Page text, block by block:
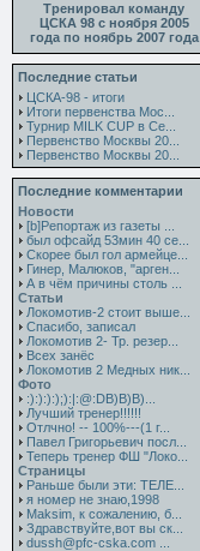
Тренировал команду
ЦСКА 98 с ноября 2005
года по ноябрь 2007 года
Последние статьи
ЦСКА-98 - итоги
Итоги первенства Мос...
Турнир MILK CUP в Се...
Первенство Москвы 20...
Первенство Москвы 20...
Последние комментарии
Новости
[b]Репортаж из газеты ...
был офсайд 53мин 40 се...
Скорее был гол армейце...
Гинер, Малюков, "арген...
А в чём причины столь ...
Статьи
Локомотив-2 стоит выше...
Спасибо, записал
Локомотив 2- Тр. резер...
Всех занёс
Локомотив 2 Медных ник...
Фото
:):):):);):|:@:DB)B)B)...
Лучший тренер!!!!!!
Отлчно! -- 100%---(1 г...
Павел Григорьевич посл...
Теперь тренер ФШ "Локо...
Страницы
Раньше были эти: ТЕЛЕ...
я номер не знаю,1998
Maksim, к сожалению, б...
Здравствуйте,вот вы ск...
dussh@pfc-cska.com ...